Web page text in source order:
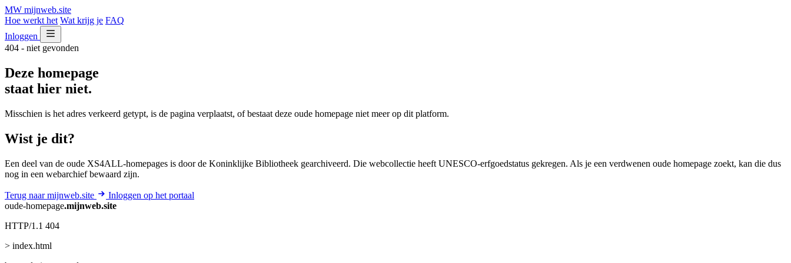
MW mijnweb.site
Hoe werkt het Wat krijg je FAQ
Inloggen
404 - niet gevonden
Deze homepage
staat hier niet.
Misschien is het adres verkeerd getypt, is de pagina verplaatst, of bestaat deze oude homepage niet meer op dit platform.
Wist je dit?
Een deel van de oude XS4ALL-homepages is door de Koninklijke Bibliotheek gearchiveerd. Die webcollectie heeft UNESCO-erfgoedstatus gekregen. Als je een verdwenen oude homepage zoekt, kan die dus
nog in een webarchief bewaard zijn.
Terug naar mijnweb.site
Inloggen op het portaal
oude-homepage.mijnweb.site
HTTP/1.1 404
> index.html